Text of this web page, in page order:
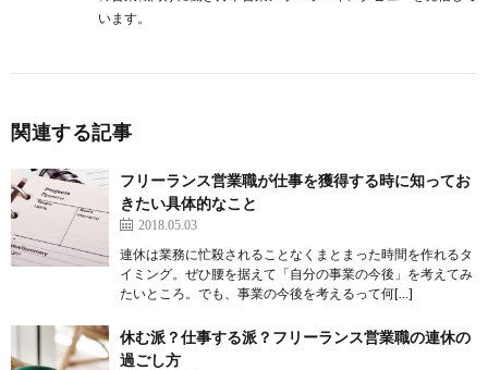
います。
関連する記事
フリーランス営業職が仕事を獲得する時に知ってお
きたい具体的なこと
2018.05.03
連休は業務に忙殺されることなくまとまった時間を作れるタ
イミング。ぜひ腰を据えて「自分の事業の今後」を考えてみ
たいところ。でも、事業の今後を考えるって何[…]
休む派？仕事する派？フリーランス営業職の連休の
過ごし方